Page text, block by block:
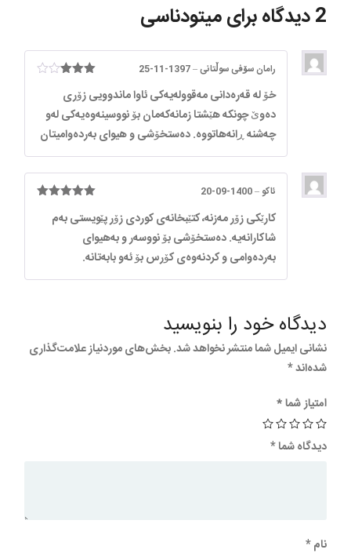
2 دیدگاه برای
میتودناسی
از 5
رامان سۆفی سوڵتانی–
1397-11-25
خۆ له‌ قه‌ره‌دانی مه‌قووله‌یه‌کی ئاوا ماندوویی زۆری
ده‌وێ چونکه‌ هێشتا زمانه‌که‌مان بۆ نووسینه‌وه‌یه‌کی له‌و
چه‌شنه‌ ڕانه‌هاتووه‌. ده‌ستخۆشی و هیوای به‌رده‌وامیتان
5
ئاکو–
1400-09-20
کارێکی زۆر مەزنە، کتێبخانەی کوردی زۆر پێویستی بەم
شاکارانەیە. دەستخۆشی بۆ نووسەر و بەهیوای
بەردەوامی و کردنەوەی کۆرس بۆ ئەو بابەتانە.
دیدگاه خود را بنویسید
نشانی ایمیل شما منتشر نخواهد شد.بخش‌های موردنیاز علامت‌گذاری
شده‌اند*
امتیاز شما*
دیدگاه شما*
نام*